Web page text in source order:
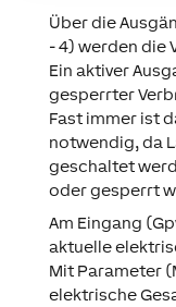
Über die
- 4) werden die
Ein aktiver
gesperrter
Fast immer ist
notwendig, da
geschaltet
oder gesperrt
Am Eingang
aktuelle
Mit Parameter
elektrische